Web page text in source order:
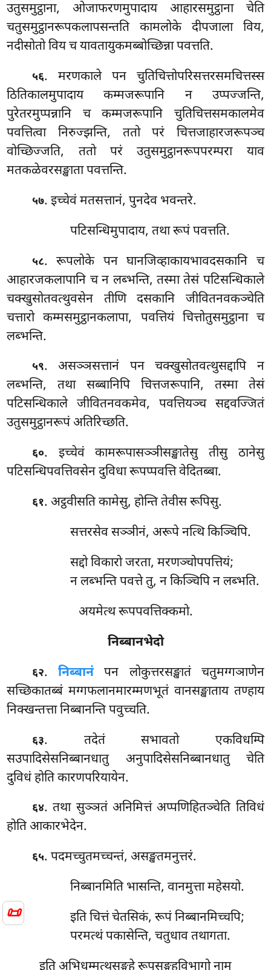
📜
उतुसमुट्ठाना, ओजाफरणमुपादाय आहारसमुट्ठाना चेति
चतुसमुट्ठानरूपकलापसन्तति कामलोके दीपजाला विय,
नदीसोतो विय च यावतायुकमब्बोच्छिन्ना पवत्तति.
५६. मरणकाले पन चुतिचित्तोपरिसत्तरसमचित्तस्स
ठितिकालमुपादाय कम्मजरूपानि न उप्पज्जन्ति,
पुरेतरमुप्पन्नानि च कम्मजरूपानि चुतिचित्तसमकालमेव
पवत्तित्वा निरुज्झन्ति, ततो परं चित्तजाहारजरूपञ्च
वोच्छिज्जति, ततो परं उतुसमुट्ठानरूपपरम्परा याव
मतकळेवरसङ्खाता पवत्तन्ति.
५७. इच्चेवं मतसत्तानं, पुनदेव भवन्तरे.
पटिसन्धिमुपादाय, तथा रूपं पवत्तति.
५८. रूपलोके पन घानजिव्हाकायभावदसकानि च
आहारजकलापानि च न लब्भन्ति, तस्मा तेसं पटिसन्धिकाले
चक्खुसोतवत्थुवसेन तीणि दसकानि जीवितनवकञ्चेति
चत्तारो कम्मसमुट्ठानकलापा, पवत्तियं चित्तोतुसमुट्ठाना च
लब्भन्ति.
५९. असञ्ञसत्तानं पन चक्खुसोतवत्थुसद्दापि न
लब्भन्ति, तथा सब्बानिपि चित्तजरूपानि, तस्मा तेसं
पटिसन्धिकाले जीवितनवकमेव, पवत्तियञ्च सद्दवज्जितं
उतुसमुट्ठानरूपं अतिरिच्छति.
६०. इच्चेवंकामरूपासञ्ञीसङ्खातेसु तीसु ठानेसु
पटिसन्धिपवत्तिवसेन दुविधा रूपप्पवत्ति वेदितब्बा.
६१. अट्ठवीसति कामेसु, होन्ति तेवीस रूपिसु.
सत्तरसेव सञ्ञीनं, अरूपे नत्थि किञ्चिपि.
सद्दो विकारो जरता, मरणञ्चोपपत्तियं;
न लब्भन्ति पवत्ते तु, न किञ्चिपि न लब्भति.
अयमेत्थ रूपपवत्तिक्कमो.
निब्बानभेदो
६२.निब्बानंपन लोकुत्तरसङ्खातं चतुमग्गञाणेन
सच्छिकातब्बं मग्गफलानमारम्मणभूतं वानसङ्खाताय तण्हाय
निक्खन्तत्ता निब्बानन्ति पवुच्चति.
६३. तदेतं सभावतो एकविधम्पि
सउपादिसेसनिब्बानधातु अनुपादिसेसनिब्बानधातु चेति
दुविधं होति कारणपरियायेन.
६४. तथा सुञ्ञतं अनिमित्तं अप्पणिहितञ्चेति तिविधं
होति आकारभेदेन.
६५. पदमच्चुतमच्चन्तं, असङ्खतमनुत्तरं.
निब्बानमिति भासन्ति, वानमुत्ता महेसयो.
इति चित्तं चेतसिकं, रूपं निब्बानमिच्चपि;
परमत्थं पकासेन्ति, चतुधाव तथागता.